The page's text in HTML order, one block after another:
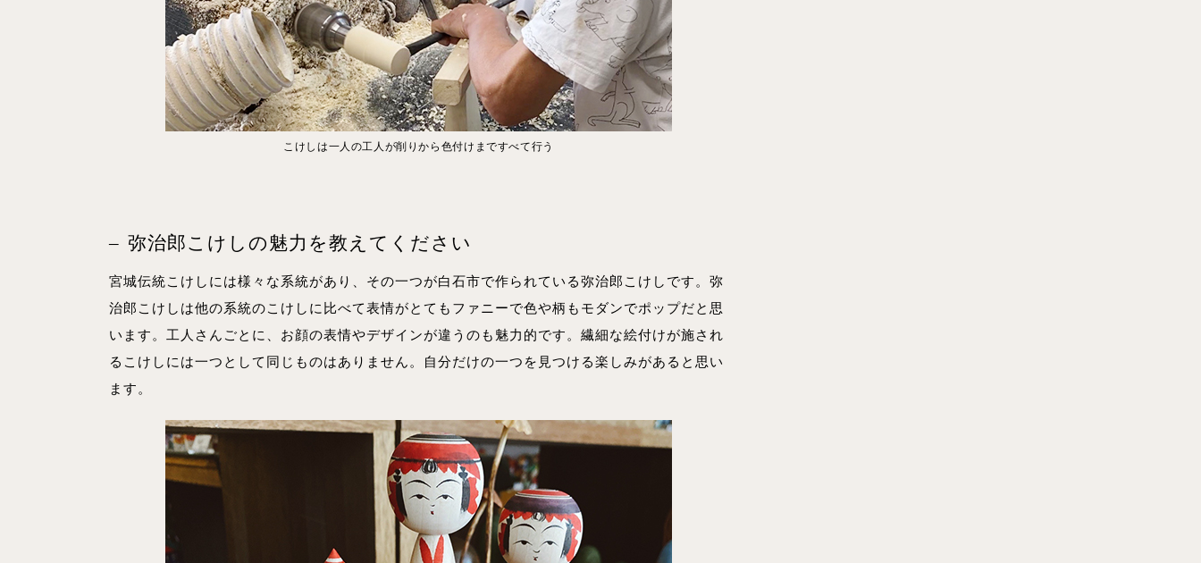
こけしは一人の工人が削りから色付けまですべて行う
弥治郎こけしの魅力を教えてください
宮城伝統こけしには様々な系統があり、その一つが白石市で作られている弥治郎こけしです。弥
治郎こけしは他の系統のこけしに比べて表情がとてもファニーで色や柄もモダンでポップだと思
います。工人さんごとに、お顔の表情やデザインが違うのも魅力的です。繊細な絵付けが施され
るこけしには一つとして同じものはありません。自分だけの一つを見つける楽しみがあると思い
ます。